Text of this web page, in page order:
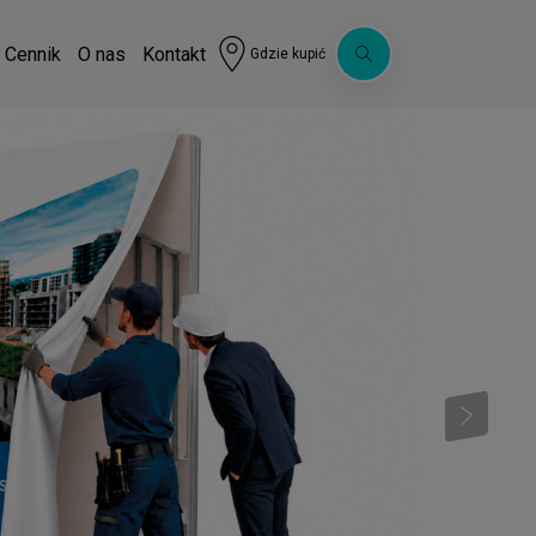
Cennik O nas Kontakt Gdzie kupić